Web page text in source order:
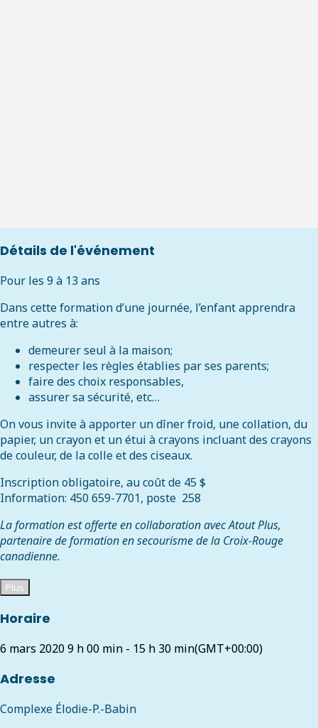
Détails de l'événement
Pour les 9 à 13 ans
Dans cette formation d’une journée, l’enfant apprendra
entre autres à:
demeurer seul à la maison;
respecter les règles établies par ses parents;
faire des choix responsables,
assurer sa sécurité, etc…
On vous invite à apporter un dîner froid, une collation, du
papier, un crayon et un étui à crayons incluant des crayons
de couleur, de la colle et des ciseaux.
Inscription obligatoire, au coût de 45 $
Information: 450 659-7701, poste 258
La formation est offerte en collaboration avec Atout Plus,
partenaire de formation en secourisme de la Croix-Rouge
canadienne.
Plus
Horaire
6 mars 20209 h 00 min - 15 h 30 min(GMT+00:00)
Adresse
Complexe Élodie-P.-Babin